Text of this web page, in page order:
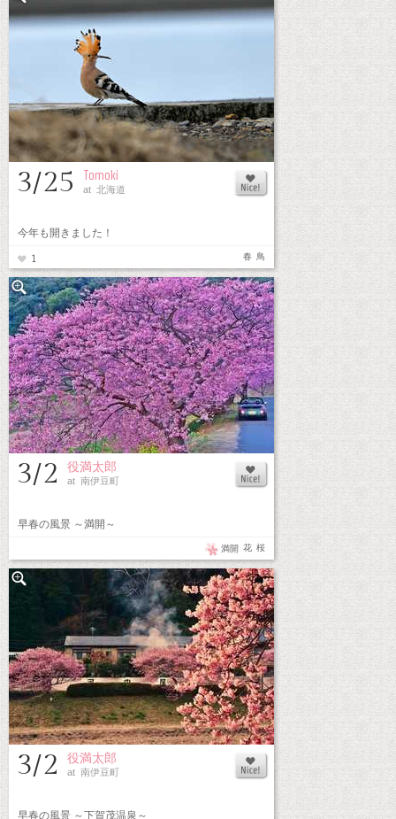
3/25 Tomoki
at 北海道
今年も開きました！
1 鳥
春
3/2 役満太郎
at 南伊豆町
早春の風景 ～満開～
桜
花
満開
3/2 役満太郎
at 南伊豆町
早春の風景 ～下賀茂温泉～